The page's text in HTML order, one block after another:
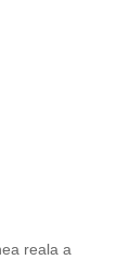
reala a